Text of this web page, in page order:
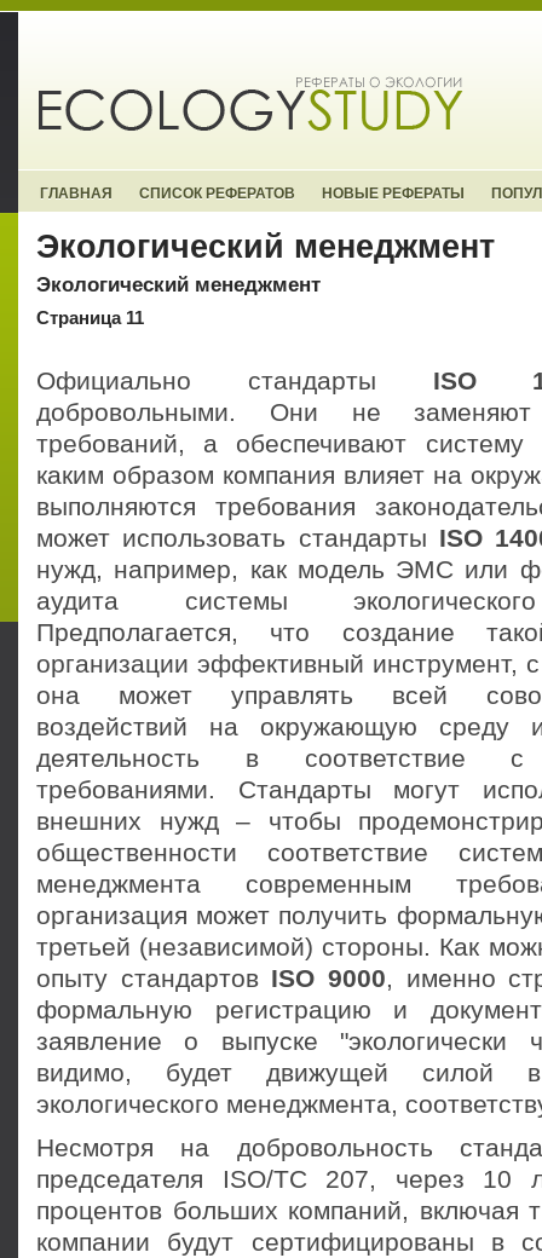
ГЛАВНАЯ СПИСОК РЕФЕРАТОВ НОВЫЕ РЕФЕРАТЫ
Экологический менеджмент
Экологический менеджмент
Страница 11
Официально стандарты ISO
добровольными. Они не заменяют
требований, а обеспечивают систему
каким образом компания влияет на
выполняются требования
может использовать стандарты ISO
нужд, например, как модель ЭМС или
аудита системы
Предполагается, что создание
организации эффективный инструмент,
она может управлять всей
воздействий на окружающую среду
деятельность в соответствие с
требованиями. Стандарты могут
внешних нужд – чтобы
общественности соответствие
менеджмента современным
организация может получить
третьей (независимой) стороны. Как
опыту стандартов ISO 9000, именно
формальную регистрацию и
заявление о выпуске "экологически
видимо, будет движущей силой
экологического менеджмента,
Несмотря на добровольность
председателя ISO/TC 207, через
процентов больших компаний, включая
компании будут сертифицированы в